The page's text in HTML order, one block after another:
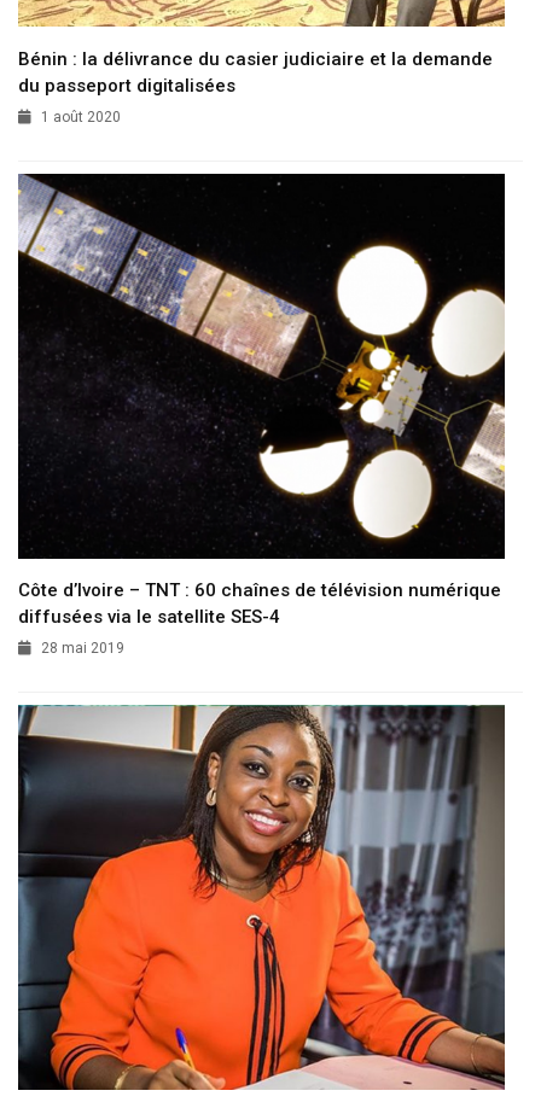
Bénin : la délivrance du casier judiciaire et la demande
du passeport digitalisées
1 août 2020
Côte d’Ivoire – TNT : 60 chaînes de télévision numérique
diffusées via le satellite SES-4
28 mai 2019